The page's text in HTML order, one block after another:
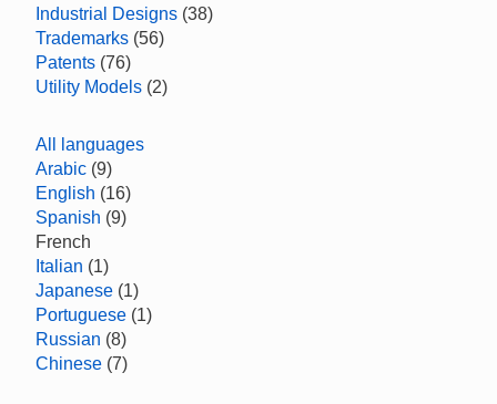
Industrial Designs (38)
Trademarks (56)
Patents (76)
Utility Models (2)
All languages
Arabic (9)
English (16)
Spanish (9)
French
Italian (1)
Japanese (1)
Portuguese (1)
Russian (8)
Chinese (7)